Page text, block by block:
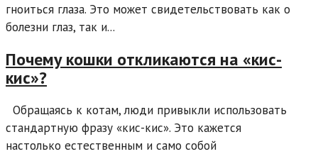
гноиться глаза. Это может свидетельствовать как о
болезни глаз, так и...
Почему кошки откликаются на «кис-
кис»?
Обращаясь к котам, люди привыкли использовать
стандартную фразу «кис-кис». Это кажется
настолько естественным и само собой